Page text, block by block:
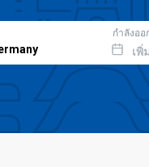
กำลังออ
เพิ่